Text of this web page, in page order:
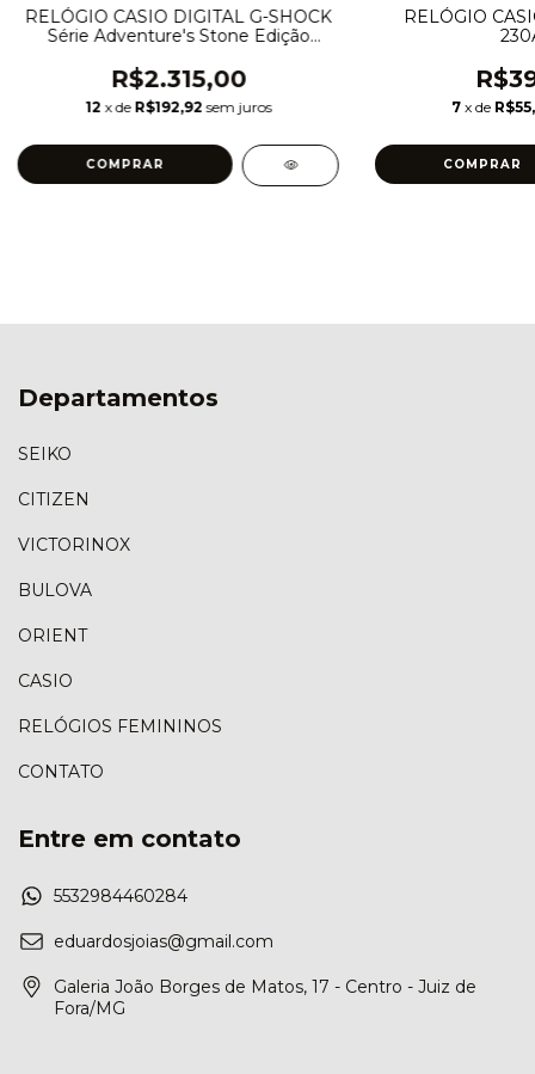
RELÓGIO CASIO DIGITAL G-SHOCK
Série Adventure's Stone Edição
R$2.315,00
12 x de R$192,92 sem juros
RELÓGIO
7 x de
Departamentos
SEIKO
CITIZEN
VICTORINOX
BULOVA
ORIENT
CASIO
RELÓGIOS FEMININOS
CONTATO
Entre em contato
5532984460284
eduardosjoias@gmail.com
Galeria João Borges de Matos, 17 - Centro - Juiz de
Fora/MG